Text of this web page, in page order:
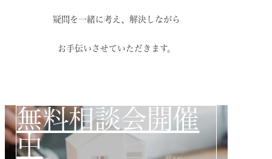
疑問を一緒に考え、解決しながら
お手伝いさせていただきます。
無料相談会開催
中